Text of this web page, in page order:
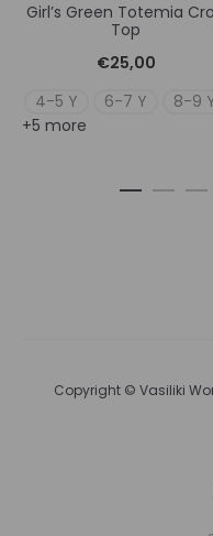
Girl’s Green Totemia
Top
€25,00
4-5 Y
6-7 Y
8-9
+5 more
Copyright © Vasiliki